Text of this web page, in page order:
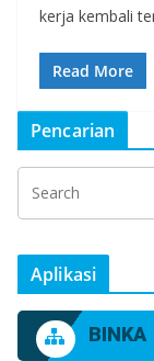
kerja kembali
Read More
Pencarian
Aplikasi
BINKA